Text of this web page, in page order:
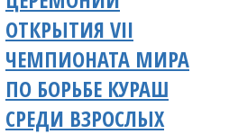
ОТКРЫТИЯ VII
ЧЕМПИОНАТА МИРА
ПО БОРЬБЕ КУРАШ
СРЕДИ ВЗРОСЛЫХ